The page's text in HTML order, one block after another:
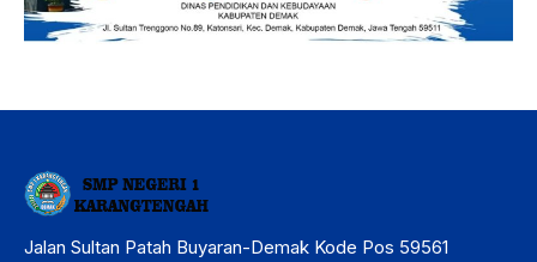
Jalan Sultan Patah Buyaran-Demak Kode Pos 59561